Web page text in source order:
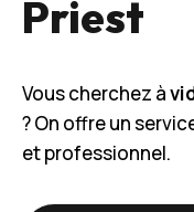
Priest
Vous cherchez à
? On offre un
et professionnel.